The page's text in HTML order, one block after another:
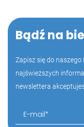
Bądź na
Zapisz się do
najświeższych
newslettera